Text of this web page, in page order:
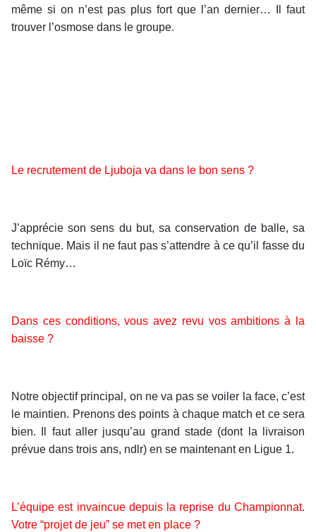
même si on n’est pas plus fort que l’an dernier… Il faut
trouver l’osmose dans le groupe.
Le recrutement de Ljuboja va dans le bon sens ?
J’apprécie son sens du but, sa conservation de balle, sa
technique. Mais il ne faut pas s’attendre à ce qu’il fasse du
Loïc Rémy…
Dans ces conditions, vous avez revu vos ambitions à la
baisse ?
Notre objectif principal, on ne va pas se voiler la face, c’est
le maintien. Prenons des points à chaque match et ce sera
bien. Il faut aller jusqu’au grand stade (dont la livraison
prévue dans trois ans, ndlr) en se maintenant en Ligue 1.
L’équipe est invaincue depuis la reprise du Championnat.
Votre “projet de jeu” se met en place ?